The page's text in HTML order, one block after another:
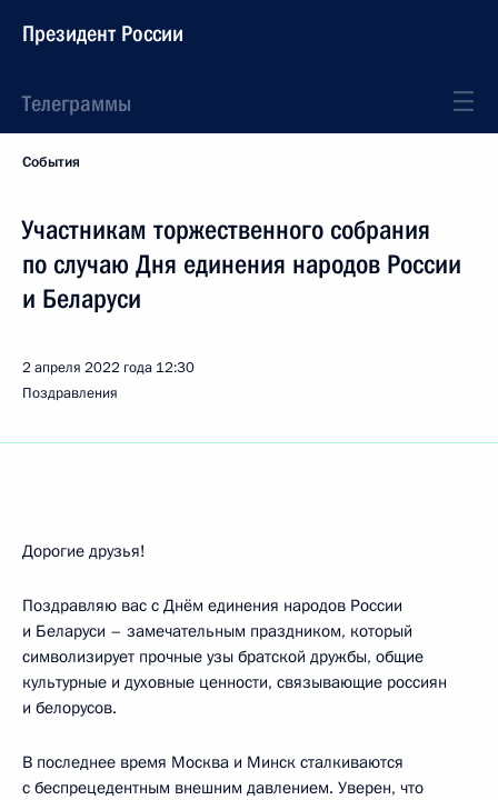
Президент России
Телеграммы
События
Участникам торжественного собрания
по случаю Дня единения народов России
и Беларуси
2 апреля 2022 года 12:30
Поздравления
Дорогие друзья!
Поздравляю вас с Днём единения народов России
и Беларуси – замечательным праздником, который
символизирует прочные узы братской дружбы, общие
культурные и духовные ценности, связывающие россиян
и белорусов.
В последнее время Москва и Минск сталкиваются
с беспрецедентным внешним давлением. Уверен, что